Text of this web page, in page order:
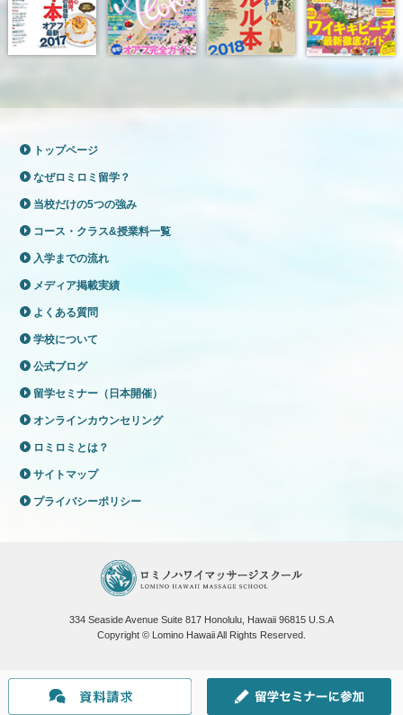
トップページ
なぜロミロミ留学？
当校だけの5つの強み
コース・クラス&授業料一覧
入学までの流れ
メディア掲載実績
よくある質問
学校について
公式ブログ
留学セミナー（日本開催）
オンラインカウンセリング
ロミロミとは？
サイトマップ
プライバシーポリシー
334 Seaside Avenue Suite 817 Honolulu, Hawaii 96815 U.S.A
Copyright © Lomino Hawaii All Rights Reserved.